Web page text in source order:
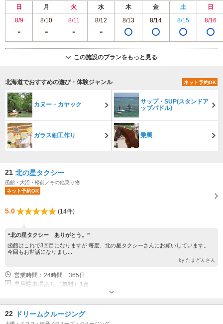
日 月 火 水 木 金 土
日
8/9
8/10 8/11 8/12 8/13 8/14 8/15 8/16
この施設のプランをもっと見る
北海道でおすすめの遊び・体験ジャンル ネット予約OK
カヌー・カヤック
サップ・SUP(スタンドア
ップパドル)
ガラス細工作り 乗馬
21 北の星タクシー
函館・大沼・松前／その他乗り物
ネット予約OK
5.0 (14件)
“北の星タクシー ありがとう。”
函館はこれで3回目になりますが 毎度、北の星タクシーさんにお願いしています。
今回もお世話になりまし...
by たまどんさん
営業時間：24時間 365日
専用駐車場あり（無料）1台
22 ドリームクルージング